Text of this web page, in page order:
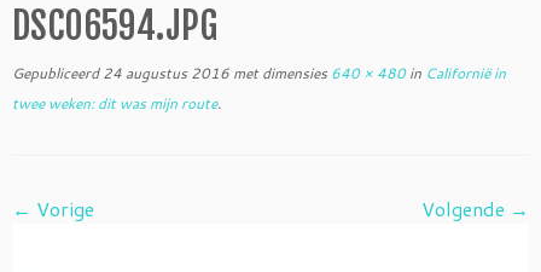
DSC06594.JPG
Gepubliceerd 24 augustus 2016 met dimensies 640 × 480in Californië in
twee weken: dit was mijn route.
← Vorige Volgende →